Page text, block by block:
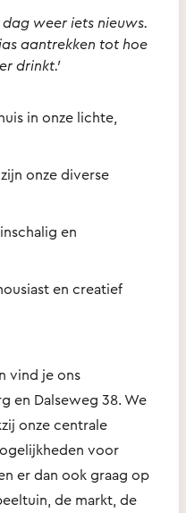
dag weer iets nieuws.
aantrekken tot hoe
drinkt.’
in onze lichte,
onze diverse
en
en creatief
vind je ons
en Dalseweg 38. We
onze centrale
voor
er dan ook graag op
de markt, de